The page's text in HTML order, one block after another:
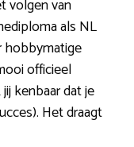
volgen van
als NL
hobbymatige
officieel
kenbaar dat je
Het draagt